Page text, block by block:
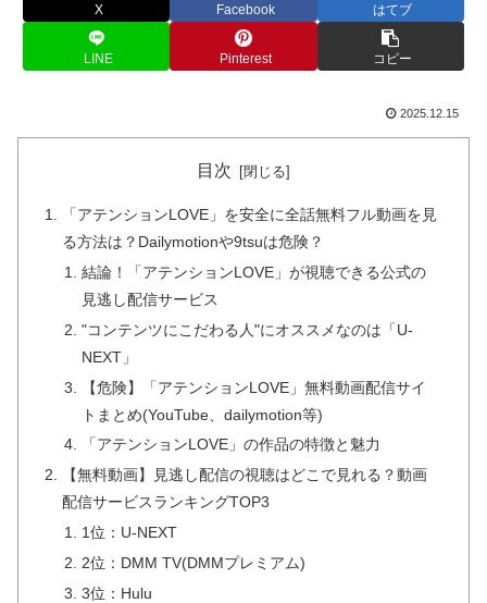
X Facebook はてブ
LINE Pinterest コピー
2025.12.15
目次
「アテンションLOVE」を安全に全話無料フル動画を見
る方法は？Dailymotionや9tsuは危険？
結論！「アテンションLOVE」が視聴できる公式の
見逃し配信サービス
"コンテンツにこだわる人"にオススメなのは「U-
NEXT」
【危険】「アテンションLOVE」無料動画配信サイ
トまとめ(YouTube、dailymotion等)
「アテンションLOVE」の作品の特徴と魅力
【無料動画】見逃し配信の視聴はどこで見れる？動画
配信サービスランキングTOP3
1位：U-NEXT
2位：DMM TV(DMMプレミアム)
3位：Hulu